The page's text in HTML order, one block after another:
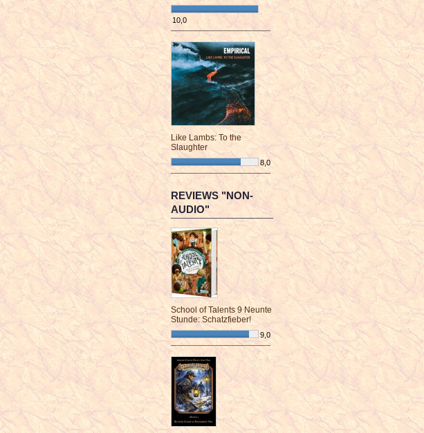
10,0
¯¯¯¯¯¯¯¯¯¯¯¯¯¯¯¯¯¯¯¯¯¯¯¯
Like Lambs: To the
Slaughter
8,0
¯¯¯¯¯¯¯¯¯¯¯¯¯¯¯¯¯¯¯¯¯¯¯¯
REVIEWS "NON-
AUDIO"
School of Talents 9 Neunte
Stunde: Schatzfieber!
9,0
¯¯¯¯¯¯¯¯¯¯¯¯¯¯¯¯¯¯¯¯¯¯¯¯